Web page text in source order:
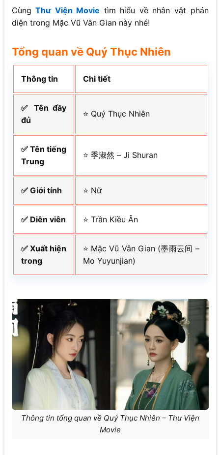
CùngThư Viện Movie tìm hiểu về nhân vật phản
diện trong Mặc Vũ Vân Gian này nhé!
Tổng quan về Quý Thục Nhiên
Thông tin Chi tiết
✅ Tên đầy
đủ
⭐ Quý Thục Nhiên
✅ Tên tiếng
Trung
⭐ 季淑然 – Ji Shuran
✅ Giới tính ⭐ Nữ
✅ Diễn viên ⭐ Trần Kiều Ân
✅ Xuất hiện
trong
⭐ Mặc Vũ Vân Gian (墨雨云间 –
Mo Yuyunjian)
Thông tin tổng quan về Quý Thục Nhiên – Thư Viện
Movie